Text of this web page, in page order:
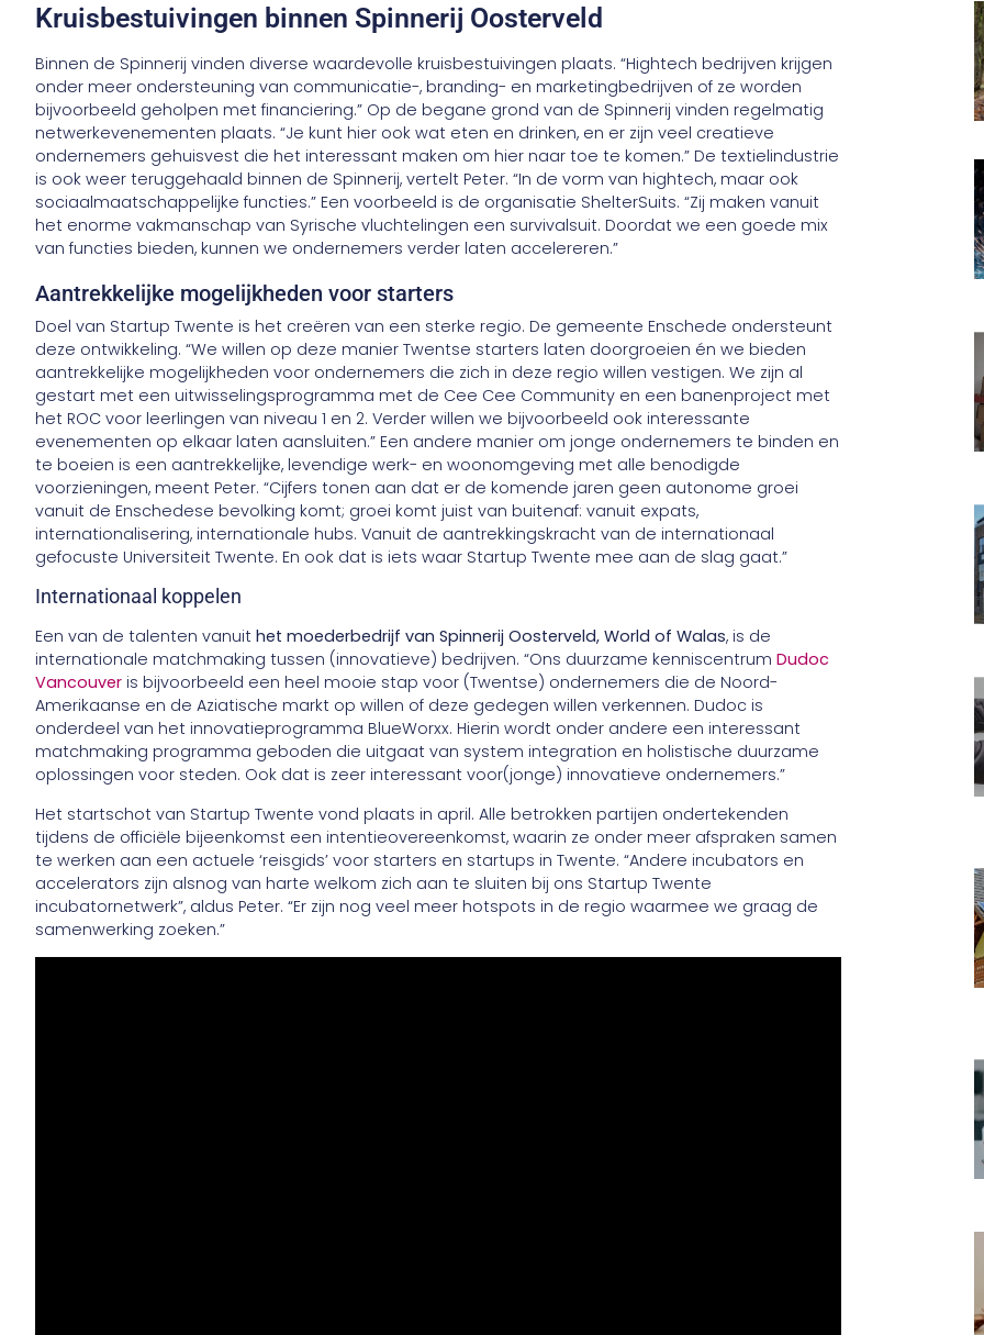
Kruisbestuivingen binnen Spinnerij Oosterveld
Binnen de Spinnerij vinden diverse waardevolle kruisbestuivingen plaats. “Hightech bedrijven krijgen
onder meer ondersteuning van communicatie-, branding- en marketingbedrijven of ze worden
bijvoorbeeld geholpen met financiering.” Op de begane grond van de Spinnerij vinden regelmatig
netwerkevenementen plaats. “Je kunt hier ook wat eten en drinken, en er zijn veel creatieve
ondernemers gehuisvest die het interessant maken om hier naar toe te komen.” De textielindustrie
is ook weer teruggehaald binnen de Spinnerij, vertelt Peter. “In de vorm van hightech, maar ook
sociaalmaatschappelijke functies.” Een voorbeeld is de organisatie ShelterSuits. “Zij maken vanuit
het enorme vakmanschap van Syrische vluchtelingen een survivalsuit. Doordat we een goede mix
van functies bieden, kunnen we ondernemers verder laten accelereren.”
Aantrekkelijke mogelijkheden voor starters
Doel van Startup Twente is het creëren van een sterke regio. De gemeente Enschede ondersteunt
deze ontwikkeling. “We willen op deze manier Twentse starters laten doorgroeien én we bieden
aantrekkelijke mogelijkheden voor ondernemers die zich in deze regio willen vestigen. We zijn al
gestart met een uitwisselingsprogramma met de Cee Cee Community en een banenproject met
het ROC voor leerlingen van niveau 1 en 2. Verder willen we bijvoorbeeld ook interessante
evenementen op elkaar laten aansluiten.” Een andere manier om jonge ondernemers te binden en
te boeien is een aantrekkelijke, levendige werk- en woonomgeving met alle benodigde
voorzieningen, meent Peter. “Cijfers tonen aan dat er de komende jaren geen autonome groei
vanuit de Enschedese bevolking komt; groei komt juist van buitenaf: vanuit expats,
internationalisering, internationale hubs. Vanuit de aantrekkingskracht van de internationaal
gefocuste Universiteit Twente. En ook dat is iets waar Startup Twente mee aan de slag gaat.”
Internationaal koppelen
Een van de talenten vanuithet moederbedrijf van Spinnerij Oosterveld, World of Walas, is de
internationale matchmaking tussen (innovatieve) bedrijven. “Ons duurzame kenniscentrumDudoc
Vancouver is bijvoorbeeld een heel mooie stap voor (Twentse) ondernemers die de Noord-
Amerikaanse en de Aziatische markt op willen of deze gedegen willen verkennen. Dudoc is
onderdeel van het innovatieprogramma BlueWorxx. Hierin wordt onder andere een interessant
matchmaking programma geboden die uitgaat van system integration en holistische duurzame
oplossingen voor steden. Ook dat is zeer interessant voor(jonge) innovatieve ondernemers.”
Het startschot van Startup Twente vond plaats in april. Alle betrokken partijen ondertekenden
tijdens de officiële bijeenkomst een intentieovereenkomst, waarin ze onder meer afspraken samen
te werken aan een actuele ‘reisgids’ voor starters en startups in Twente. “Andere incubators en
accelerators zijn alsnog van harte welkom zich aan te sluiten bij ons Startup Twente
incubatornetwerk”, aldus Peter. “Er zijn nog veel meer hotspots in de regio waarmee we graag de
samenwerking zoeken.”